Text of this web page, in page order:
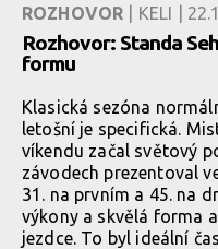
ROZHOVOR | KELI |
Rozhovor: Standa
formu
Klasická sezóna
letošní je specifická.
víkendu začal světový
závodech prezentoval
31. na prvním a 45. na
výkony a skvělá forma
jezdce. To byl ideální